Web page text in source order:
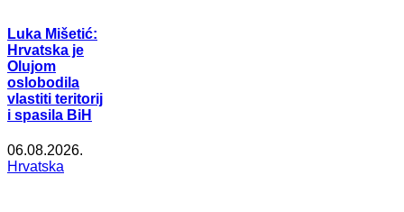
Luka Mišetić:
Hrvatska je
Olujom
oslobodila
vlastiti teritorij
i spasila BiH
06.08.2026.
Hrvatska